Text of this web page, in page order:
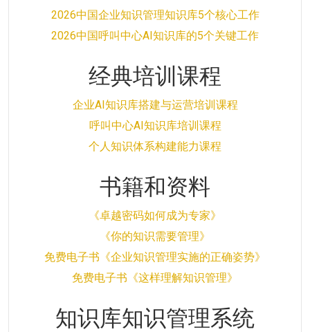
2026中国企业知识管理知识库5个核心工作
2026中国呼叫中心AI知识库的5个关键工作
经典培训课程
企业AI知识库搭建与运营培训课程
呼叫中心AI知识库培训课程
个人知识体系构建能力课程
书籍和资料
《卓越密码如何成为专家》
《你的知识需要管理》
免费电子书《企业知识管理实施的正确姿势》
免费电子书《这样理解知识管理》
知识库知识管理系统